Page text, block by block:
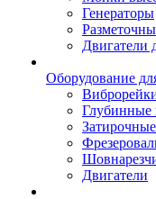
Генераторы
Двигатели
Оборудование
Глубинные
Двигатели